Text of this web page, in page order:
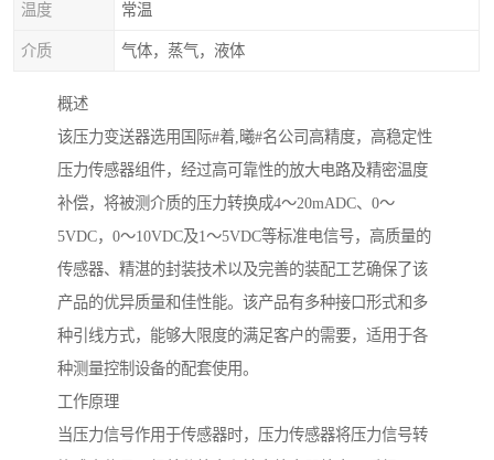
温度 常温
介质 气体，蒸气，液体
概述
该压力变送器选用国际#着,曦#名公司高精度，高稳定性
压力传感器组件，经过高可靠性的放大电路及精密温度
补偿，将被测介质的压力转换成4～20mADC、0～
5VDC，0～10VDC及1～5VDC等标准电信号，高质量的
传感器、精湛的封装技术以及完善的装配工艺确保了该
产品的优异质量和佳性能。该产品有多种接口形式和多
种引线方式，能够大限度的满足客户的需要，适用于各
种测量控制设备的配套使用。
工作原理
当压力信号作用于传感器时，压力传感器将压力信号转